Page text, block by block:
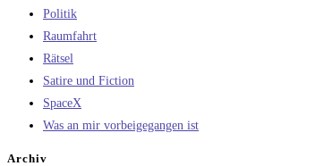
Politik
Raumfahrt
Rätsel
Satire und Fiction
SpaceX
Was an mir vorbeigegangen ist
Archiv